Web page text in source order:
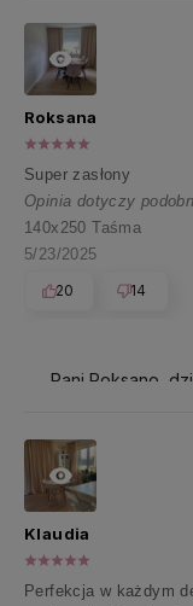
Pani Roksano,
Roksana
Super zasłony
Opinia dotyczy
140x250 Taśma
5/23/2025
20
14
Klaudia
Perfekcja w każdym